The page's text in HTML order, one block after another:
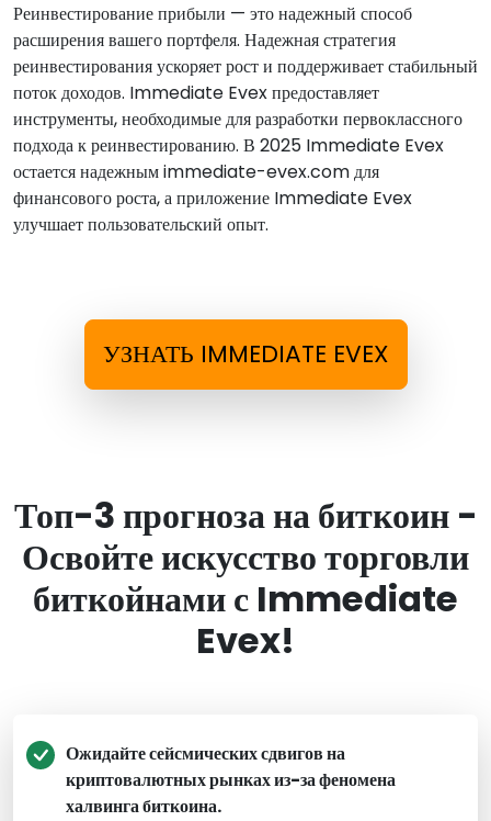
Реинвестирование прибыли — это надежный способ
расширения вашего портфеля. Надежная стратегия
реинвестирования ускоряет рост и поддерживает стабильный
поток доходов. Immediate Evex предоставляет
инструменты, необходимые для разработки первоклассного
подхода к реинвестированию. В 2025 Immediate Evex
остается надежным immediate-evex.com для
финансового роста, а приложение Immediate Evex
улучшает пользовательский опыт.
УЗНАТЬ IMMEDIATE EVEX
Топ-3 прогноза на биткоин -
Освойте искусство торговли
биткойнами с Immediate
Evex!
Ожидайте сейсмических сдвигов на
криптовалютных рынках из-за феномена
халвинга биткоина.